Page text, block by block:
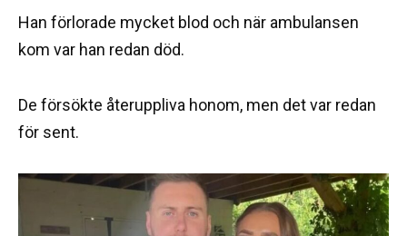
Han förlorade mycket blod och när ambulansen
kom var han redan död.
De försökte återuppliva honom, men det var redan
för sent.